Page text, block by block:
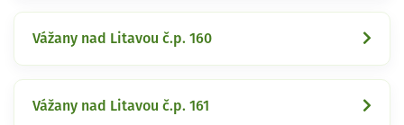
Vážany nad Litavou č.p. 160
Vážany nad Litavou č.p. 161